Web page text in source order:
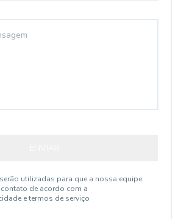
utilizadas para que a nossa equipe
de acordo com a
e termos de serviço